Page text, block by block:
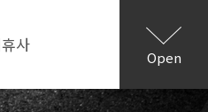
사
Open